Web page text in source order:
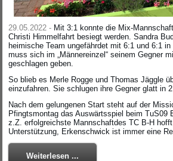
29.05.2022 - Mit 3:1 konnte die Mix-
Christi Himmelfahrt besiegt werden. Sandra
heimische Team ungefährdet mit 6:1 und 6:1
muss sich im „Männereinzel“ seinem Gegner
geschlagen geben.
So blieb es Merle Rogge und Thomas Jäggle
einzufahren. Sie schlugen ihre Gegner glatt in 2
Nach dem gelungenen Start steht auf der
Pfingtsmontag das Auswärtsspiel beim TuS09
z.Z. erfolgreichste Mannschaftdes TC B-H
Unterstützung, Erkenschwick ist immer eine
Weiterlesen ...